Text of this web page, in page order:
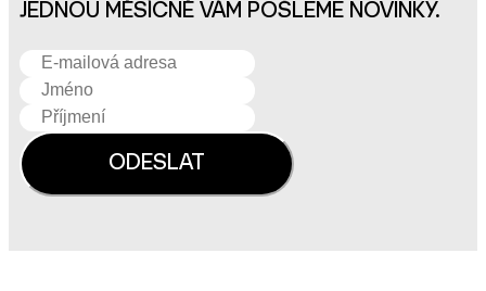
JEDNOU MĚSÍČNĚ VÁM POŠLEME NOVINKY.